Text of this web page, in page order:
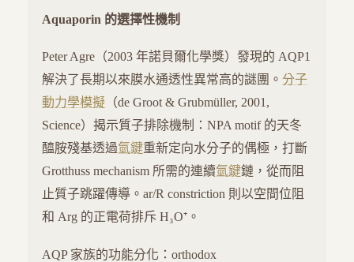
Aquaporin 的選擇性機制
Peter Agre（2003 年諾貝爾化學獎）發現的 AQP1
解決了長期以來膜水通透性異常高的謎團。 分子
動力學模擬 （de Groot & Grubmüller, 2001,
Science）揭示質子排除機制：NPA motif 的天冬
醯胺殘基透過氫鍵重新定向水分子的偶極，打斷
Grotthuss mechanism 所需的連續氫鍵鏈，從而阻
止質子跳躍傳導。ar/R constriction 則以空間位阻
和 Arg 的正電荷排斥 H₃O⁺。
AQP 家族的功能分化：orthodox